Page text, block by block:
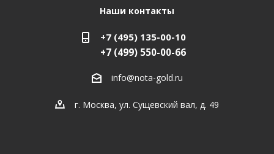
Наши контакты
+7 (495) 135-00-10
+7 (499) 550-00-66
info@nota-gold.ru
г. Москва, ул. Сущевский вал, д. 49